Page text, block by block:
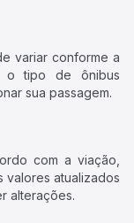
variar conforme a
o tipo de ônibus
sua passagem.
com a viação,
valores atualizados
alterações.